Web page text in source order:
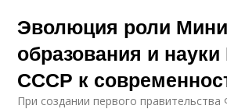
Эволюция роли
образования и
СССР к
При со­зда­нии пер­во­го пра­ви­тель­ства